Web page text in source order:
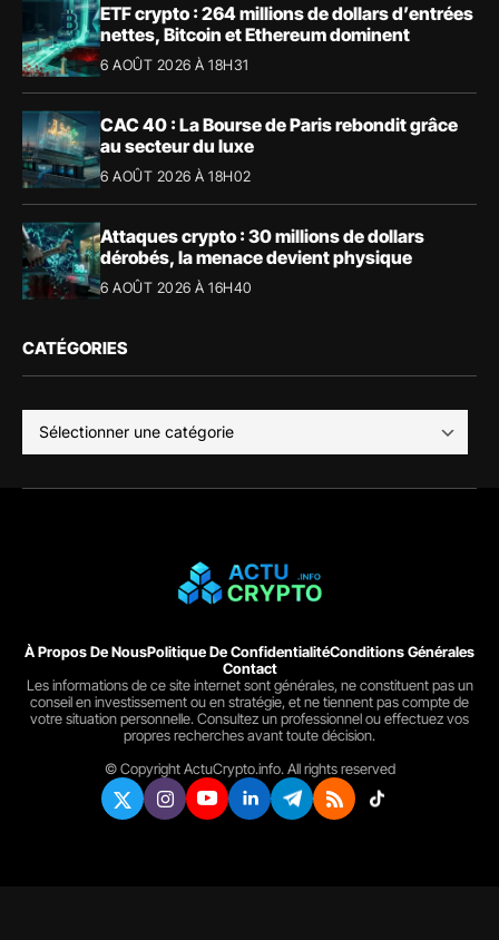
ETF crypto : 264 millions de dollars d’entrées
nettes, Bitcoin et Ethereum dominent
6 AOÛT 2026 À 18H31
CAC 40 : La Bourse de Paris rebondit grâce
au secteur du luxe
6 AOÛT 2026 À 18H02
Attaques crypto : 30 millions de dollars
dérobés, la menace devient physique
6 AOÛT 2026 À 16H40
CATÉGORIES
À Propos De NousPolitique De ConfidentialitéConditions Générales
Contact
Les informations de ce site internet sont générales, ne constituent pas un
conseil en investissement ou en stratégie, et ne tiennent pas compte de
votre situation personnelle. Consultez un professionnel ou effectuez vos
propres recherches avant toute décision.
© Copyright ActuCrypto.info. All rights reserved